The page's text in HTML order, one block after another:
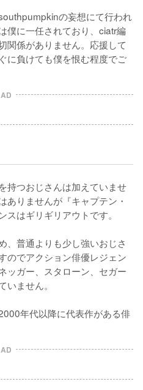
の妄想にて行われ
僕に一任されており、ciatr編
関係がありません。応援して
に負けても僕を恨む程度でご
AD
持つおじさんは加えていませ
ありませんが『キャプテン・
はギリギリアウトです。
、普通よりも少し強いおじさ
のでアクション俳優レジェン
ッガー、スタローン、セガー
ません。
年代以降に代表作がある俳
AD